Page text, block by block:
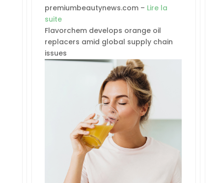
premiumbeautynews.com – Lire la
suite
Flavorchem develops orange oil
replacers amid global supply chain
issues